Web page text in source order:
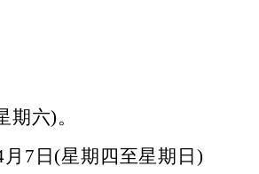
六)。
7日(星期四至星期日)